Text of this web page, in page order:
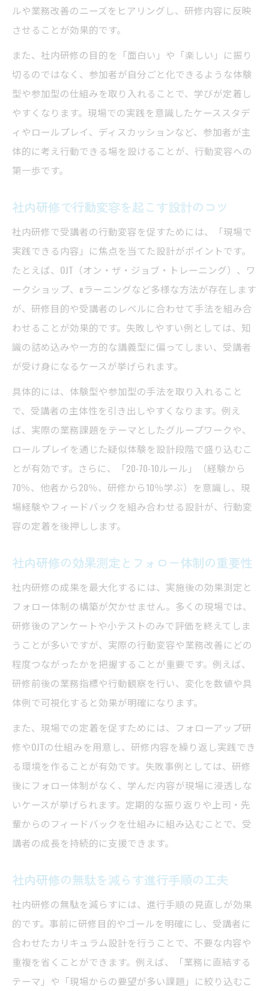
社内研修の参加型ワークショップ成功の秘
訣
社内研修が変わるロールプレイング活用法
面白い社内研修を作る参加型の工夫ポイン
ト
社内研修で受講者の主体性を引き出す方法
面白い社内研修に必要なアイデア集
社内研修を面白い体験にする企画発想法
面白い社内研修を実現するテーマ選びの工
社内研修で受講者が夢中になる仕掛け方
効果的な社内研修を目指す面白い導入方法
参加型で面白い社内研修の実践テクニック
失敗しない社内研修設計の重要ポイント
社内研修が無駄にならない設計手順の要点
失敗しやすい社内研修の共通パターン対策
社内研修でOJTがダメな例を避ける工夫
社内研修設計で重要な事前準備のポイント
効果的な社内研修の振り返りとフォロー設
計
多様な社内研修種類と実践活用のヒント
社内研修の種類を知り最適な手法を選ぶ視
点
社内研修を活かす20-70-10ルールの活用法
社内研修に役立つ各種研修方法の実例紹介
面白い社内研修を種類別にアレンジする発
ルや業務改善のニーズをヒアリングし、研修内容に反映
させることが効果的です。
また、社内研修の目的を「面白い」や「楽しい」に振り
切るのではなく、参加者が自分ごと化できるような体験
型や参加型の仕組みを取り入れることで、学びが定着し
やすくなります。現場での実践を意識したケーススタデ
ィやロールプレイ、ディスカッションなど、参加者が主
体的に考え行動できる場を設けることが、行動変容への
第一歩です。
社内研修で行動変容を起こす設計のコツ
社内研修で受講者の行動変容を促すためには、「現場で
実践できる内容」に焦点を当てた設計がポイントです。
たとえば、OJT（オン・ザ・ジョブ・トレーニング）、ワ
ークショップ、eラーニングなど多様な方法が存在します
が、研修目的や受講者のレベルに合わせて手法を組み合
わせることが効果的です。失敗しやすい例としては、知
識の詰め込みや一方的な講義型に偏ってしまい、受講者
が受け身になるケースが挙げられます。
具体的には、体験型や参加型の手法を取り入れること
で、受講者の主体性を引き出しやすくなります。例え
ば、実際の業務課題をテーマとしたグループワークや、
ロールプレイを通じた疑似体験を設計段階で盛り込むこ
とが有効です。さらに、「20-70-10ルール」（経験から
70％、他者から20％、研修から10％学ぶ）を意識し、現
場経験やフィードバックを組み合わせる設計が、行動変
容の定着を後押しします。
社内研修の効果測定とフォロー体制の重要性
社内研修の成果を最大化するには、実施後の効果測定と
フォロー体制の構築が欠かせません。多くの現場では、
研修後のアンケートや小テストのみで評価を終えてしま
うことが多いですが、実際の行動変容や業務改善にどの
程度つながったかを把握することが重要です。例えば、
研修前後の業務指標や行動観察を行い、変化を数値や具
体例で可視化すると効果が明確になります。
また、現場での定着を促すためには、フォローアップ研
修やOJTの仕組みを用意し、研修内容を繰り返し実践でき
る環境を作ることが有効です。失敗事例としては、研修
後にフォロー体制がなく、学んだ内容が現場に浸透しな
いケースが挙げられます。定期的な振り返りや上司・先
輩からのフィードバックを仕組みに組み込むことで、受
講者の成長を持続的に支援できます。
社内研修の無駄を減らす進行手順の工夫
社内研修の無駄を減らすには、進行手順の見直しが効果
的です。事前に研修目的やゴールを明確にし、受講者に
合わせたカリキュラム設計を行うことで、不要な内容や
重複を省くことができます。例えば、「業務に直結する
テーマ」や「現場からの要望が多い課題」に絞り込むこ